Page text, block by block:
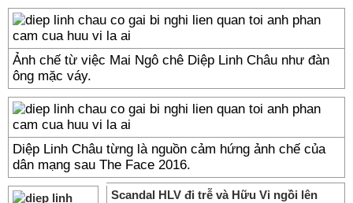
Ảnh chế từ việc Mai Ngô chê Diệp Linh Châu như đàn
ông mặc váy.
Diệp Linh Châu từng là nguồn cảm hứng ảnh chế của
dân mạng sau The Face 2016.
Scandal HLV đi trễ và Hữu Vi ngồi lên